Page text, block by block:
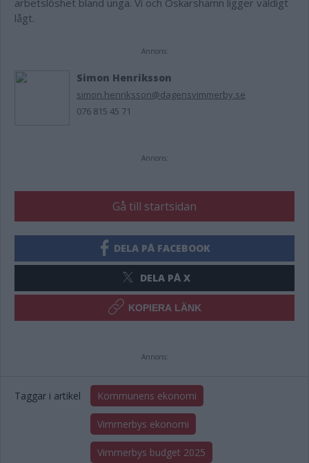
arbetslöshet bland unga. Vi och Oskarshamn ligger väldigt
lågt.
Annons:
Simon Henriksson
simon.henriksson@dagensvimmerby.se
076 815 45 71
Annons:
Gå till startsidan
DELA PÅ FACEBOOK
DELA PÅ X
KOPIERA LÄNK
Annons:
Taggar i artikel Kommunens ekonomi
Vimmerbys ekonomi
Vimmerbys budget 2025